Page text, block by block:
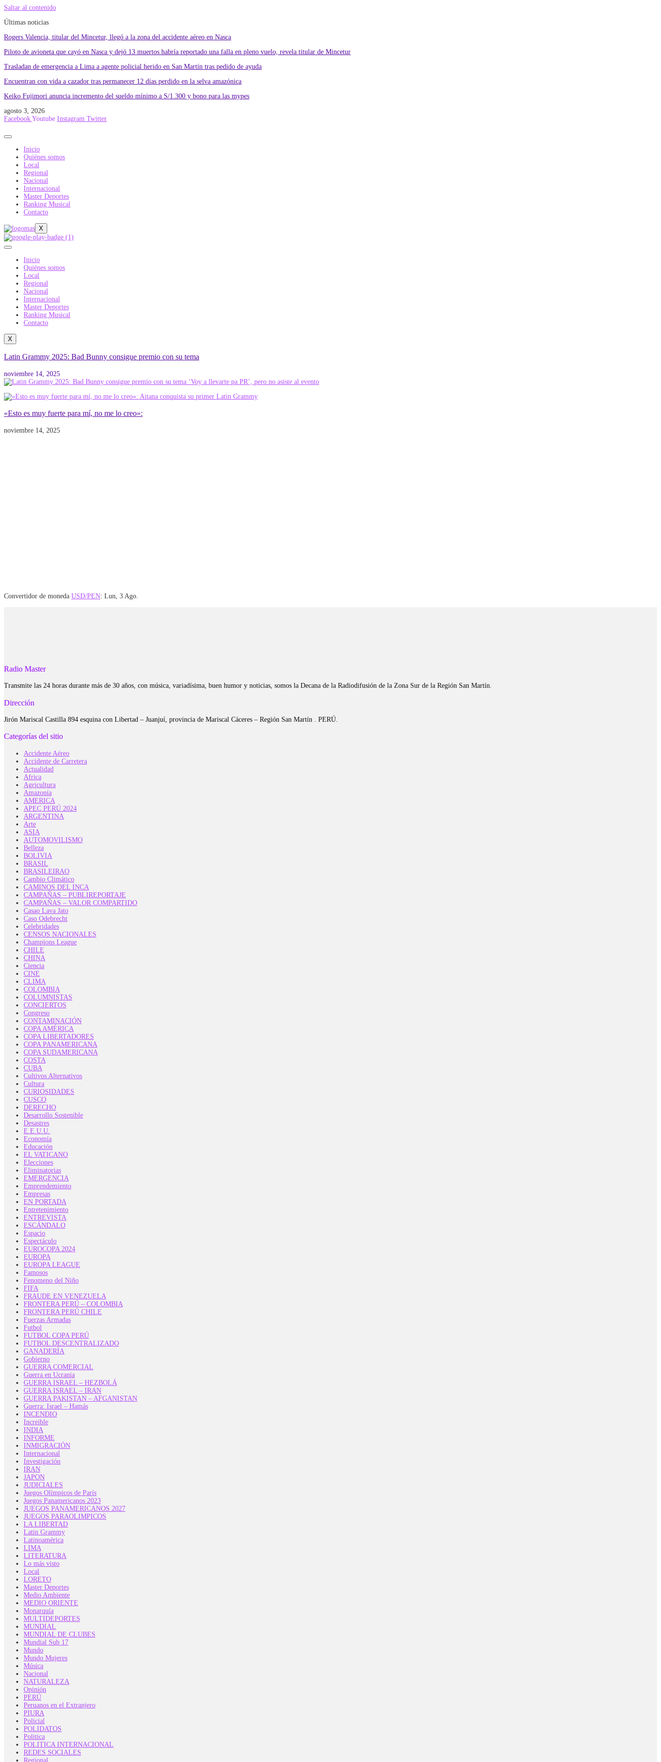
Saltar al contenido
Últimas noticias
Rogers Valencia, titular del Mincetur, llegó a la zona del accidente aéreo en Nasca
Piloto de avioneta que cayó en Nasca y dejó 13 muertos habría reportado una falla en pleno vuelo, revela titular de Mincetur
Trasladan de emergencia a Lima a agente policial herido en San Martín tras pedido de ayuda
Encuentran con vida a cazador tras permanecer 12 días perdido en la selva amazónica
Keiko Fujimori anuncia incremento del sueldo mínimo a S/1.300 y bono para las mypes
agosto 3, 2026
Facebook Youtube Instagram Twitter
Inicio
Quiénes somos
Local
Regional
Nacional
Internacional
Master Deportes
Ranking Musical
Contacto
X
Inicio
Quiénes somos
Local
Regional
Nacional
Internacional
Master Deportes
Ranking Musical
Contacto
X
Latin Grammy 2025: Bad Bunny consigue premio con su tema
noviembre 14, 2025
«Esto es muy fuerte para mí, no me lo creo»:
noviembre 14, 2025
Convertidor de moneda USD/PEN: Lun, 3 Ago.
Radio Master
Transmite las 24 horas durante más de 30 años, con música, variadísima, buen humor y noticias, somos la Decana de la Radiodifusión de la Zona Sur de la Región San Martín.
Dirección
Jirón Mariscal Castilla 894 esquina con Libertad – Juanjuí, provincia de Mariscal Cáceres – Región San Martín . PERÚ.
Categorías del sitio
Accidente Aéreo
Accidente de Carretera
Actualidad
Africa
Agricultura
Amazonía
AMERICA
APEC PERÚ 2024
ARGENTINA
Arte
ASIA
AUTOMOVILISMO
Belleza
BOLIVIA
BRASIL
BRASILEIRAO
Cambio Climático
CAMINOS DEL INCA
CAMPAÑAS – PUBLIREPORTAJE
CAMPAÑAS – VALOR COMPARTIDO
Casao Lava Jato
Caso Odebrecht
Celebridades
CENSOS NACIONALES
Champions League
CHILE
CHINA
Ciencia
CINE
CLIMA
COLOMBIA
COLUMNISTAS
CONCIERTOS
Congreso
CONTAMINACIÓN
COPA AMÉRICA
COPA LIBERTADORES
COPA PANAMERICANA
COPA SUDAMERICANA
COSTA
CUBA
Cultivos Alternativos
Cultura
CURIOSIDADES
CUSCO
DERECHO
Desarrollo Sostenible
Desastres
E.E.U.U.
Economía
Educación
EL VATICANO
Elecciones
Eliminatorias
EMERGENCIA
Emprendemiento
Empresas
EN PORTADA
Entretenimiento
ENTREVISTA
ESCÁNDALO
Espacio
Espectáculo
EUROCOPA 2024
EUROPA
EUROPA LEAGUE
Famosos
Fenomeno del Niño
FIFA
FRAUDE EN VENEZUELA
FRONTERA PERÚ – COLOMBIA
FRONTERA PERÚ CHILE
Fuerzas Armadas
Futbol
FUTBOL COPA PERÚ
FUTBOL DESCENTRALIZADO
GANADERÍA
Gobierno
GUERRA COMERCIAL
Guerra en Ucrania
GUERRA ISRAEL – HEZBOLÁ
GUERRA ISRAEL – IRAN
GUERRA PAKISTAN – AFGANISTAN
Guerra: Israel – Hamás
INCENDIO
Increible
INDIA
INFORME
INMIGRACIÓN
Internacional
Investigación
IRAN
JAPON
JUDICIALES
Juegos Olímpicos de París
Juegos Panamericanos 2023
JUEGOS PANAMERICANOS 2027
JUEGOS PARAOLIMPICOS
LA LIBERTAD
Latin Grammy
Latinoamérica
LIMA
LITERATURA
Lo más visto
Local
LORETO
Master Deportes
Medio Ambiente
MEDIO ORIENTE
Monarquía
MULTIDEPORTES
MUNDIAL
MUNDIAL DE CLUBES
Mundial Sub 17
Mundo
Mundo Mujeres
Música
Nacional
NATURALEZA
Opinión
PERÚ
Peruanos en el Extranjero
PIURA
Policial
POLIDATOS
Politica
POLITICA INTERNACIONAL
REDES SOCIALES
Regional